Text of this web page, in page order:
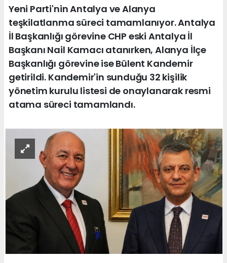
Yeni Parti'nin Antalya ve Alanya
teşkilatlanma süreci tamamlanıyor. Antalya
İl Başkanlığı görevine CHP eski Antalya İl
Başkanı Nail Kamacı atanırken, Alanya İlçe
Başkanlığı görevine ise Bülent Kandemir
getirildi. Kandemir'in sunduğu 32 kişilik
yönetim kurulu listesi de onaylanarak resmi
atama süreci tamamlandı.